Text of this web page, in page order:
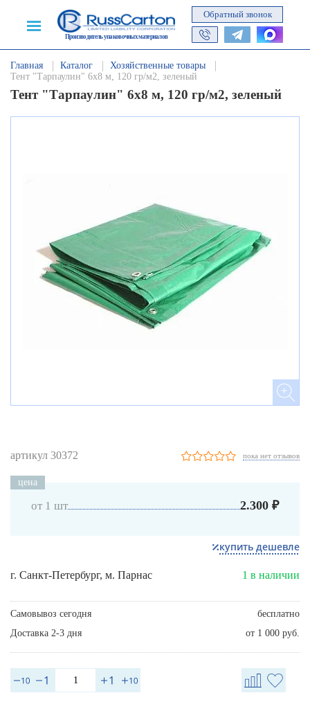
Производитель упаковочных материалов
Обратный звонок
Главная Каталог
Хозяйственные товары
Тент "Тарпаулин" 6х8 м, 120 гр/м2, зеленый
Тент "Тарпаулин" 6х8 м, 120 гр/м2, зеленый
артикул 30372 пока нет отзывов
цена
от 1 шт 2.300 ₽
купить дешевле
г. Санкт-Петербург, м. Парнас 1 в наличии
Самовывоз сегодня
бесплатно
Доставка 2-3 дня
от 1 000 руб.